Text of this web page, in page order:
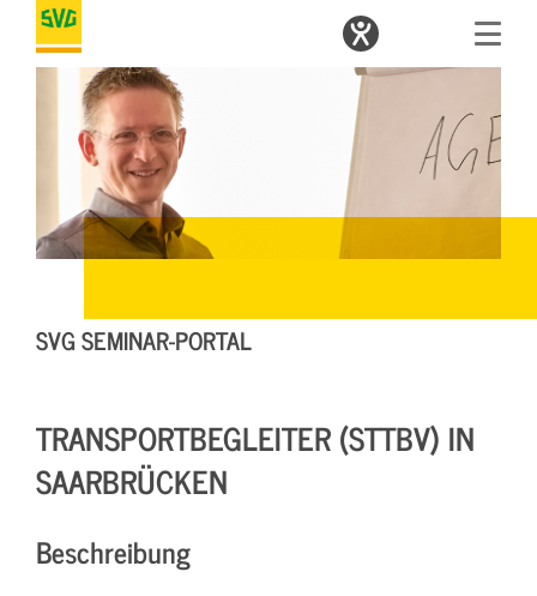
SVG SEMINAR-PORTAL
TRANSPORTBEGLEITER (STTBV) IN
SAARBRÜCKEN
Beschreibung